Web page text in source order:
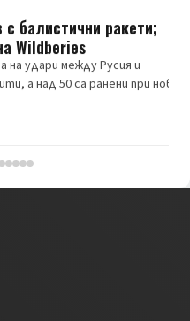
ракети;
между Русия и
50 са ранени при нова